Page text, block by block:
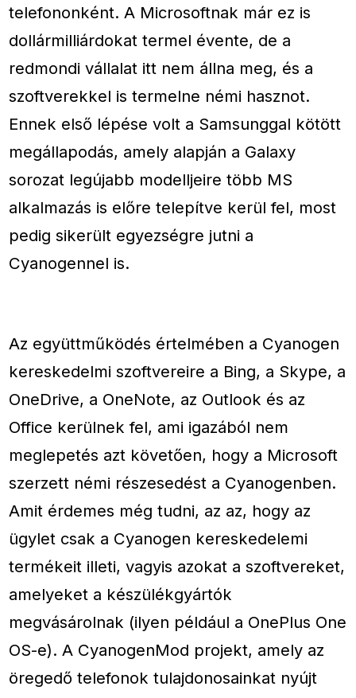
telefononként. A Microsoftnak már ez is
dollármilliárdokat termel évente, de a
redmondi vállalat itt nem állna meg, és a
szoftverekkel is termelne némi hasznot.
Ennek első lépése volt a Samsunggal kötött
megállapodás, amely alapján a Galaxy
sorozat legújabb modelljeire több MS
alkalmazás is előre telepítve kerül fel, most
pedig sikerült egyezségre jutni a
Cyanogennel is.
Az együttműködés értelmében a Cyanogen
kereskedelmi szoftvereire a Bing, a Skype, a
OneDrive, a OneNote, az Outlook és az
Office kerülnek fel, ami igazából nem
meglepetés azt követően, hogy a Microsoft
szerzett némi részesedést a Cyanogenben.
Amit érdemes még tudni, az az, hogy az
ügylet csak a Cyanogen kereskedelemi
termékeit illeti, vagyis azokat a szoftvereket,
amelyeket a készülékgyártók
megvásárolnak (ilyen például a OnePlus One
OS-e). A CyanogenMod projekt, amely az
öregedő telefonok tulajdonosainkat nyújt